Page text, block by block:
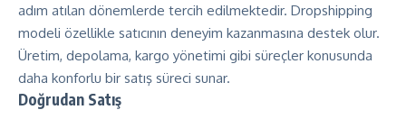
adım atılan dönemlerde tercih edilmektedir. Dropshipping
modeli özellikle satıcının deneyim kazanmasına destek olur.
Üretim, depolama, kargo yönetimi gibi süreçler konusunda
daha konforlu bir satış süreci sunar.
Doğrudan Satış